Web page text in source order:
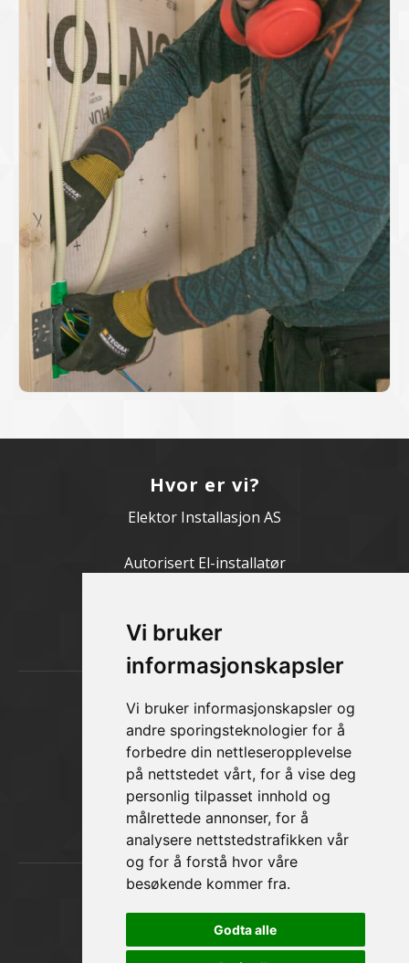
Vi bruker
informasjonskapsler
Vi bruker informasjonskapsler og
andre sporingsteknologier for å
forbedre din nettleseropplevelse
på nettstedet vårt, for å vise deg
personlig tilpasset innhold og
målrettede annonser, for å
analysere nettstedstrafikken vår
og for å forstå hvor våre
besøkende kommer fra.
Godta alle
Hvor er vi?
Elektor Installasjon AS
Autorisert El-installatør
Kontakt oss
Elektor Installasjon AS
Telefon:62 58 21 00
E-post:firmapost@elektor.no
Til kontaktsiden
Lik oss på Facebook